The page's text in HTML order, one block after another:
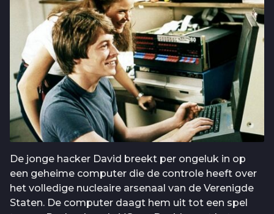
De jonge hacker David breekt per ongeluk in op
een geheime computer die de controle heeft over
het volledige nucleaire arsenaal van de Verenigde
Staten. De computer daagt hem uit tot een spel